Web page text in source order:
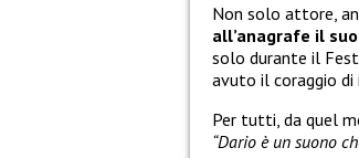
Non solo attore,
all’anagrafe il
solo durante il
avuto il coraggio di
Per tutti, da quel
“Dario è un suono